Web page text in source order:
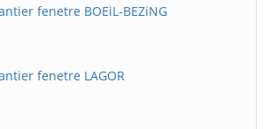
fenetre BOEiL-BEZiNG
fenetre LAGOR